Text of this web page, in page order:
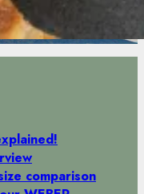
comparison